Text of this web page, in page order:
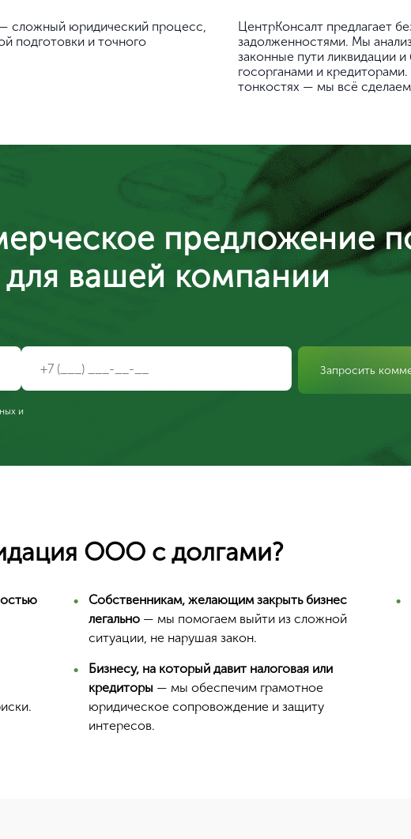
сложный юридический процесс,
подготовки и точного
ЦентрКонсалт предлагает
задолженностями. Мы
законные пути ликвидации
госорганами и
тонкостях — мы всё сделаем
предложение
вашей компании
Запросить
и
ООО с долгами?
Собственникам, желающим закрыть бизнес
легально — мы помогаем выйти из сложной
ситуации, не нарушая закон.
Бизнесу, на который давит налоговая или
кредиторы — мы обеспечим грамотное
юридическое сопровождение и защиту
интересов.